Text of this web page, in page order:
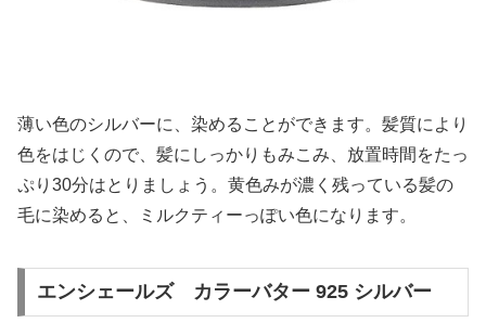
薄い色のシルバーに、染めることができます。髪質により
色をはじくので、髪にしっかりもみこみ、放置時間をたっ
ぷり30分はとりましょう。黄色みが濃く残っている髪の
毛に染めると、ミルクティーっぽい色になります。
エンシェールズ カラーバター 925 シルバー